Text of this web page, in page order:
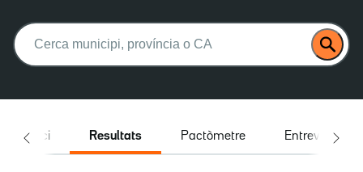
Buscar:
Inici Resultats Pactòmetre Entrevistes